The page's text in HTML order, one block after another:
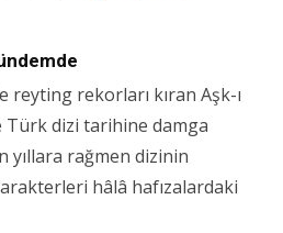
reyting rekorları kıran Aşk-ı
dizi tarihine damga
yıllara rağmen dizinin
hâlâ hafızalardaki